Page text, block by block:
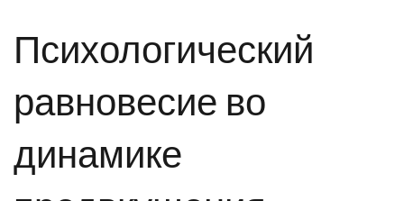
Психологический
равновесие во
динамике